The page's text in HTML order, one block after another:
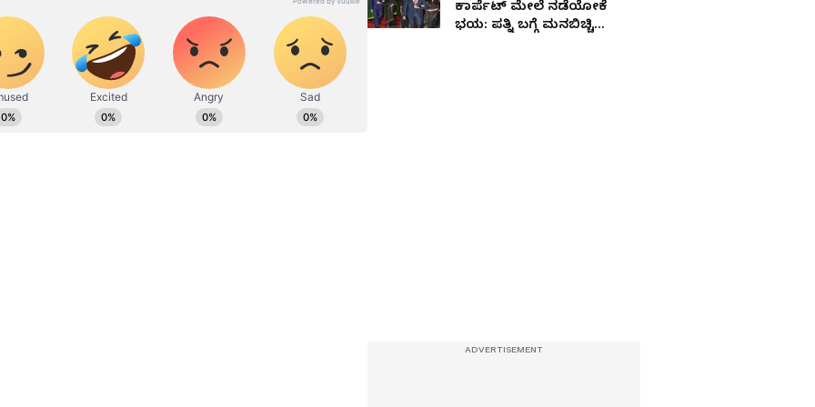
ಇಂಟರ್ನ್‌ಶಿಪ್ ನಿರ್ವಹಣೆ. ಪ್ರಜಾವಾಣಿ ಮತ್ತು
ಹಾಗೂ ಕಂಟೆಂಟ್ ಡೆವಲಪರ್ ಆಗಿ ಕೆಲಸ ಮಾಡಿದ್ದೇನೆ.
ಸಿನಿಮಾ ವೀಕ್ಷಿಸುವುದು, ಸಂಗೀತ ಕೇಳುವುದು ಮತ್ತು ಕ್ರೀಡೆ ನೆಚ್ಚಿನ
ಕಾರ್ಪೆಟ್ ಮೇಲೆ ನಡೆಯೋಕೆ
ಭಯ: ಪತ್ನಿ ಬಗ್ಗೆ ಮನಬಿಚ್ಚಿ